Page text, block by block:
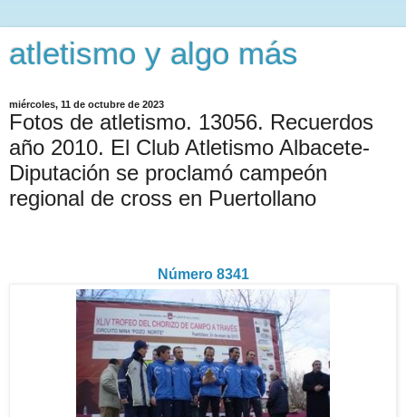
atletismo y algo más
miércoles, 11 de octubre de 2023
Fotos de atletismo. 13056. Recuerdos
año 2010. El Club Atletismo Albacete-
Diputación se proclamó campeón
regional de cross en Puertollano
Número 8341